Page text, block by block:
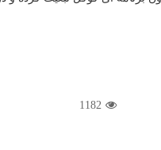
1182